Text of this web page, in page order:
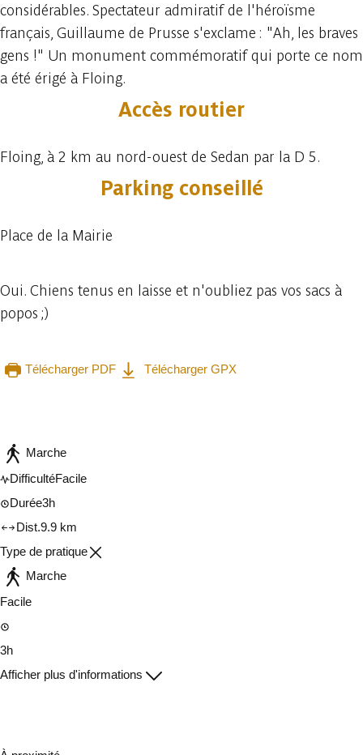
considérables. Spectateur admiratif de l'héroïsme
français, Guillaume de Prusse s'exclame : "Ah, les braves
gens !" Un monument commémoratif qui porte ce nom
a été érigé à Floing.
Accès routier
Floing, à 2 km au nord-ouest de Sedan par la D 5.
Parking conseillé
Place de la Mairie
Oui. Chiens tenus en laisse et n'oubliez pas vos sacs à
popos ;)
Télécharger PDF
Télécharger GPX
Marche
DifficultéFacile
Durée3h
Dist.9.9 km
Type de pratique
Marche
Facile
3h
Afficher plus d'informations